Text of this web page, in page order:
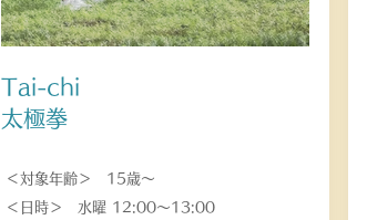
Tai-chi
​太極拳
＜対象年齢＞ 15歳〜
＜日時＞ 水曜 12:00〜13:00